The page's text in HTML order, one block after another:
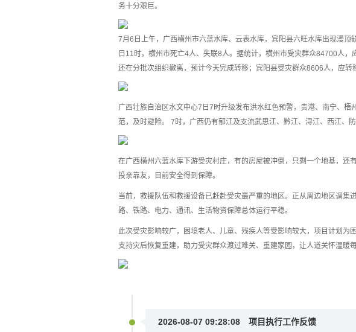
务十分艰巨。
7月6日上午，广西横州市六蓝水库、云表水库，宾阳县六旺水库出现漫
日11时，横州市死亡4人、失联8人。据统计，横州市受灾群众84700人
还在分批次组织撤离，预计今天完成转移；宾阳县受灾群众8606人，应转
广西壮族自治区水文中心7日7时升级发布洪水红色预警，贵港、南宁、
范，及时避险。 7时，广西仍有郁江及支流武思江、黔江、浔江、西江、
在广西横州六蓝水库下游受灾村庄，有的房屋被冲倒，只剩一个地基，还
投亲靠友，目前安全得到保障。
当前，救援队伍和救援设备已赶赴受灾最严重的地区。正从周边地区调
路、铁路、电力、通讯、生活物资保障总体运行平稳。
此次受灾影响较广，困境老人、儿童、残疾人等受影响较大，项目计划为
支持灾后恢复重建，助力受灾群众渡过难关、重建家园，让人道关怀温暖
2026-08-07 09:28:08 项目执行工作反馈